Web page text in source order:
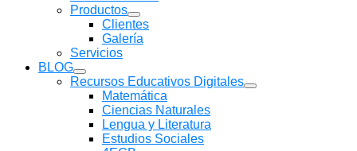
Productos
Mostrar
submenú
Clientes
Galería
Servicios
BLOG
Mostrar
submenú
Recursos Educativos Digitales
Mostrar
Matemática
Ciencias Naturales
Lengua y Literatura
Estudios Sociales